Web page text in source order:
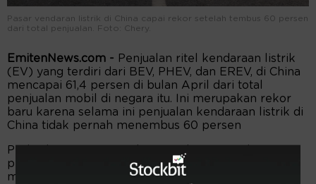
Pasar vendaran listrik di China capai rekor setelah tembus 60 persen
dari total penjualan. Foto: Chery.
EmitenNews.com - Penjualan ritel kendaraan listrik
(EV) yang terdiri dari BEV, PHEV, dan EREV, di China
mencapai 61,4 persen di bulan April dari total
penjualan mobil di negara itu. Ini merupakan rekor
baru karena selama ini penjualan kendaraan listrik di
China tidak pernah menembus 60 persen
Perbedaan tren penjualan mendorong tingkat
penetrasi penjualan ritel kendaraan listrik (NEV)
mencapai rekor tertinggi karena kendaraan